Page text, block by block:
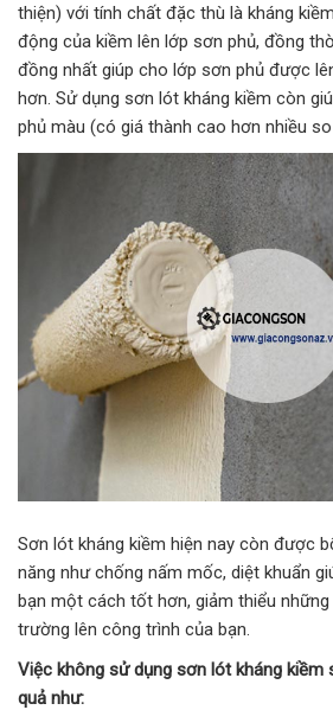
thiện) với tính chất đặc thù là kháng
động của kiềm lên lớp sơn phủ, đồng
đồng nhất giúp cho lớp sơn phủ được
hơn. Sử dụng sơn lót kháng kiềm còn
phủ màu (có giá thành cao hơn nhiều
Sơn lót kháng kiềm hiện nay còn được
năng như chống nấm mốc, diệt khuẩn
bạn một cách tốt hơn, giảm thiểu
trường lên công trình của bạn.
Việc không sử dụng sơn lót kháng kiềm
quả như: